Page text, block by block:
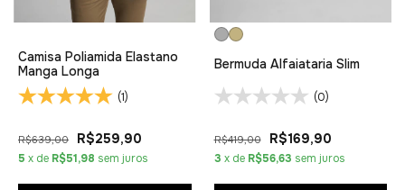
Camisa Poliamida Elastano
Manga Longa
(1)
R$639,00 R$259,90
5 x de R$51,98 sem juros
Bermuda Alfaiataria Slim
(0)
R$419,00 R$169,90
3 x de R$56,63 sem juros